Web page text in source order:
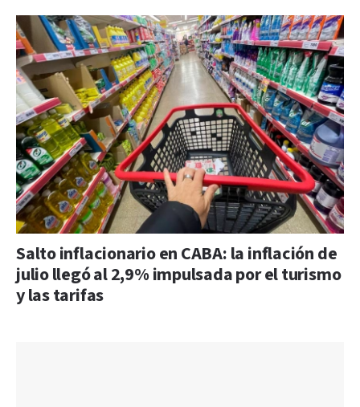
Salto inflacionario en CABA: la inflación de
julio llegó al 2,9% impulsada por el turismo
y las tarifas